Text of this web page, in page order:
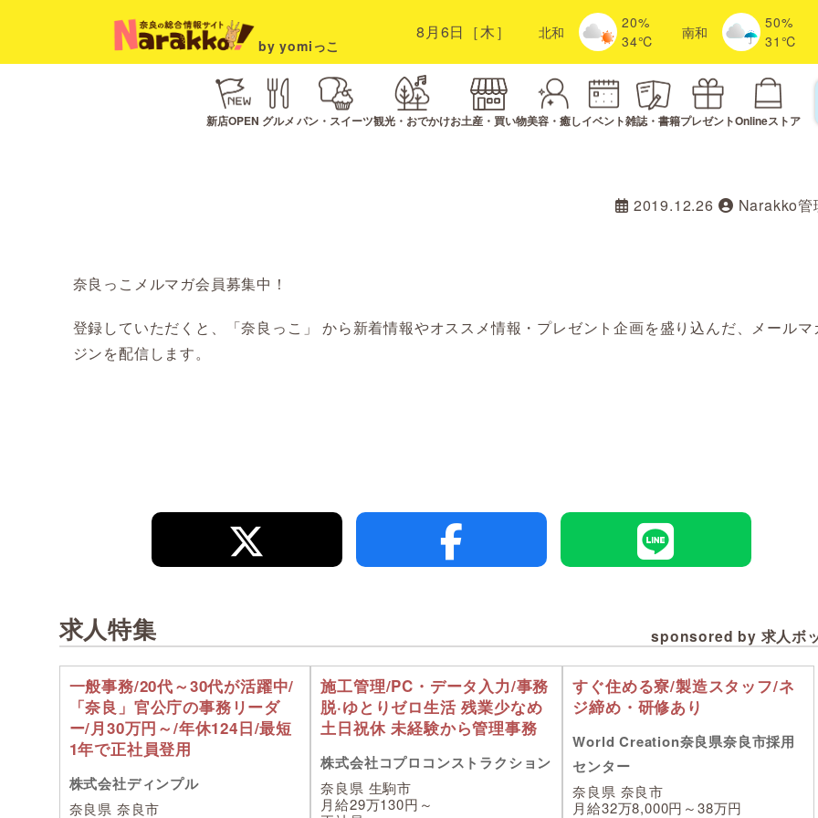
by yomiっこ
8月6日［木］ 北和
20%
34℃
南和
50%
31℃
新店OPEN グルメ パン・スイーツ観光・おでかけお土産・買い物美容・癒しイベント雑誌・書籍プレゼントOnlineストア
2019.12.26 Narakko管
奈良っこメルマガ会員募集中！
登録していただくと、「奈良っこ」 から新着情報やオススメ情報・プレゼント企画を盛り込んだ、メールマ
ジンを配信します。
求人特集 sponsored by 求人ボ
一般事務/20代～30代が活躍中/
「奈良」官公庁の事務リーダ
ー/月30万円～/年休124日/最短
1年で正社員登用
株式会社ディンプル
奈良県 奈良市
施工管理/PC・データ入力/事務
脱·ゆとりゼロ生活 残業少なめ
土日祝休 未経験から管理事務
株式会社コプロコンストラクション
奈良県 生駒市
月給29万130円～
すぐ住める寮/製造スタッフ/ネ
ジ締め・研修あり
World Creation奈良県奈良市採用
センター
奈良県 奈良市
月給32万8,000円～38万円